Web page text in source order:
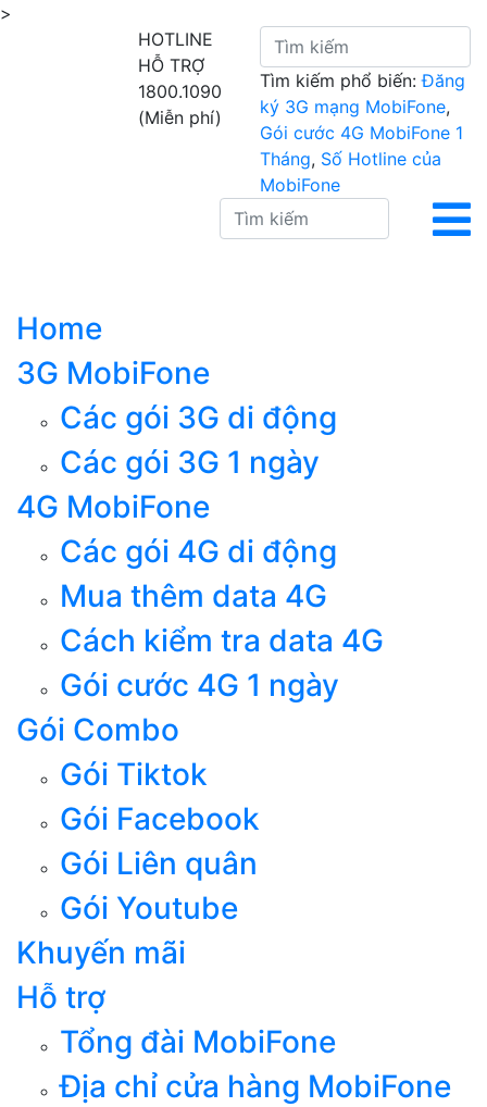
>
HOTLINE
HỖ TRỢ
1800.1090
(Miễn phí)
Tìm kiếm phổ biến: Đăng
ký 3G mạng MobiFone,
Gói cước 4G MobiFone 1
Tháng, Số Hotline của
MobiFone
Home
3G MobiFone
Các gói 3G di động
Các gói 3G 1 ngày
4G MobiFone
Các gói 4G di động
Mua thêm data 4G
Cách kiểm tra data 4G
Gói cước 4G 1 ngày
Gói Combo
Gói Tiktok
Gói Facebook
Gói Liên quân
Gói Youtube
Khuyến mãi
Hỗ trợ
Tổng đài MobiFone
Địa chỉ cửa hàng MobiFone